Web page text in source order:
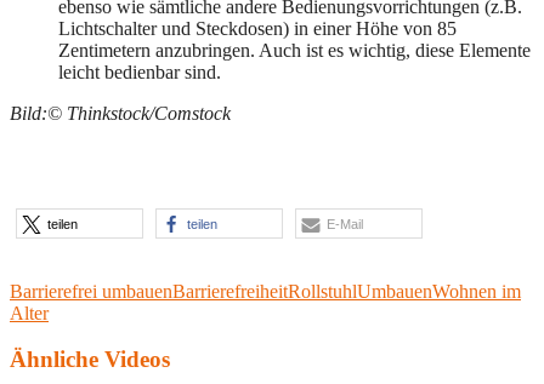
ebenso wie sämtliche andere Bedienungsvorrichtungen (z.B.
Lichtschalter und Steckdosen) in einer Höhe von 85
Zentimetern anzubringen. Auch ist es wichtig, diese Elemente
leicht bedienbar sind.
Bild:© Thinkstock/Comstock
teilen teilen E-Mail
Barrierefrei umbauenBarrierefreiheitRollstuhlUmbauenWohnen im
Alter
Ähnliche Videos